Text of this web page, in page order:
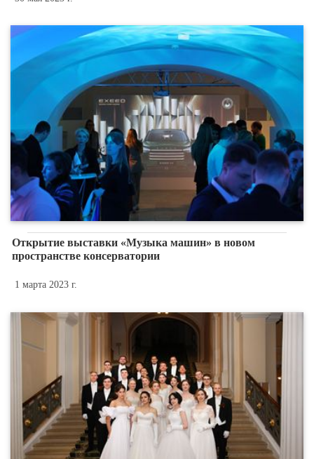
Открытие выставки «Музыка машин» в новом
пространстве консерватории
1 марта 2023 г.